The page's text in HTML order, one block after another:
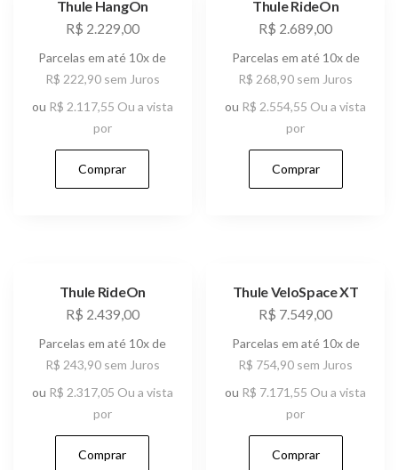
Thule HangOn
R$ 2.229,00
Parcelas em até 10x de
R$ 222,90 sem Juros
ou R$ 2.117,55 Ou a vista
por
Comprar
Thule RideOn
R$ 2.689,00
Parcelas em até 10x de
R$ 268,90 sem Juros
ou R$ 2.554,55 Ou a vista
por
Comprar
Thule RideOn
R$ 2.439,00
Parcelas em até 10x de
R$ 243,90 sem Juros
ou R$ 2.317,05 Ou a vista
por
Comprar
Thule VeloSpace XT
R$ 7.549,00
Parcelas em até 10x de
R$ 754,90 sem Juros
ou R$ 7.171,55 Ou a vista
por
Comprar